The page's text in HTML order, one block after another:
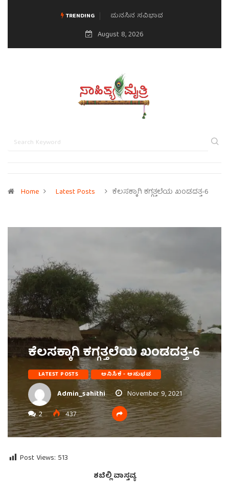
TRENDING ಮನಸಿನ ಸವಿಭಾವ
August 8, 2026
Home Latest Posts ಕೆಲಸಕ್ಕಾಗಿ ಕಗ್ಗತ್ತಲೆಯ ಖಂಡದತ್ತ-6
ಕೆಲಸಕ್ಕಾಗಿ ಕಗ್ಗತ್ತಲೆಯ ಖಂಡದತ್ತ-6
LATEST POSTS ಅನಿಸಿಕೆ - ಅನುಭವ
Admin_sahithi
November 9, 2021
2
437
Post Views: 513
ಶಬೆಲ್ಲಿ ವಾಸ್ತವ್ಯ